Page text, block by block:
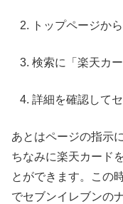
トップページか
検索に「楽天カ
詳細を確認して
あとはページの指示
ちなみに楽天カード
とができます。この
でセブンイレブンの